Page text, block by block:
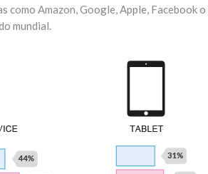
como Amazon, Google, Apple, Facebook o
mundial.